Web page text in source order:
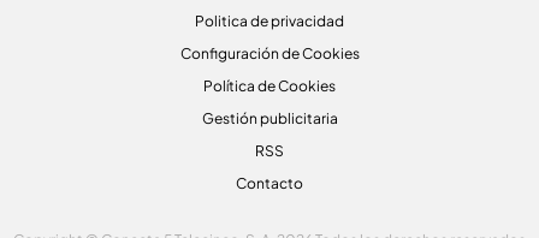
Politica de privacidad
Configuración de Cookies
Política de Cookies
Gestión publicitaria
RSS
Contacto